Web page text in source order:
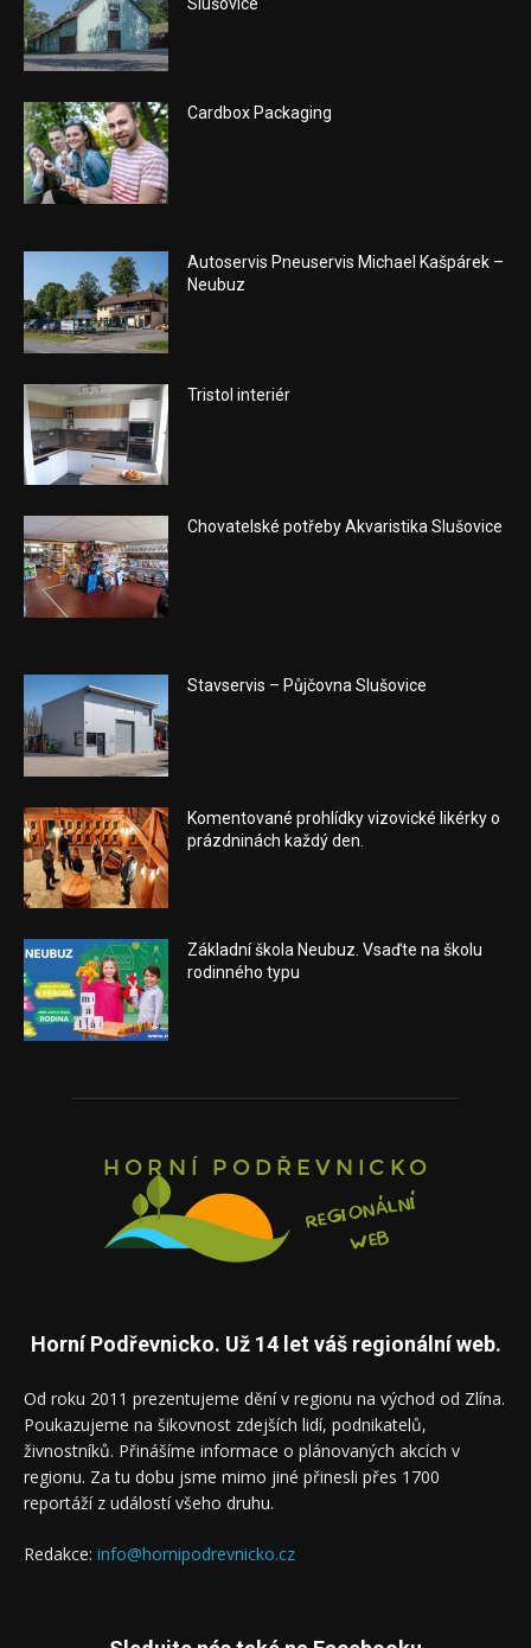
Cardbox Packaging
Autoservis Pneuservis Michael Kašpárek –
Neubuz
Tristol interiér
Chovatelské potřeby Akvaristika Slušovice
Stavservis – Půjčovna Slušovice
Komentované prohlídky vizovické likérky o
prázdninách každý den.
Základní škola Neubuz. Vsaďte na školu
rodinného typu
Horní Podřevnicko. Už 14 let váš regionální web.
Od roku 2011 prezentujeme dění v regionu na východ od Zlína.
Poukazujeme na šikovnost zdejších lidí, podnikatelů,
živnostníků. Přinášíme informace o plánovaných akcích v
regionu. Za tu dobu jsme mimo jiné přinesli přes 1700
reportáží z událostí všeho druhu.
Redakce: info@hornipodrevnicko.cz